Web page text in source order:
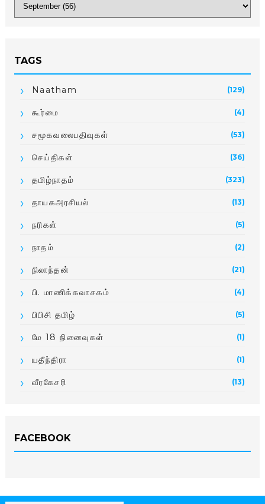
TAGS
Naatham (129)
கூர்மை (4)
சமூகவலைபதிவுகள் (53)
செய்திகள் (36)
தமிழ்நாதம் (323)
தாயகஅரசியல் (13)
நரிகள் (5)
நாதம் (2)
நிலாந்தன் (21)
பி. மாணிக்­க­வா­சகம் (4)
பிபிசி தமிழ் (5)
மே 18 நினைவுகள் (1)
யதீந்திரா (1)
வீரகேசரி (13)
FACEBOOK